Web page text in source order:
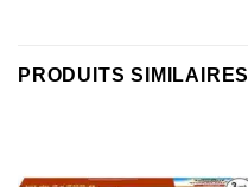
PRODUITS SIMILAIRES